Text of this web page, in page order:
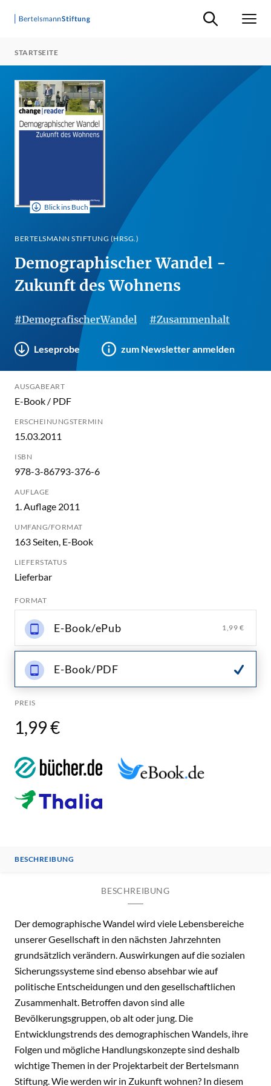
Suche ein-/
STARTSEITE
Blick ins Buch
BERTELSMANN STIFTUNG (HRSG.)
Demographischer Wandel -
Zukunft des Wohnens
#DemografischerWandel #Zusammenhalt
Leseprobe zum Newsletter anmelden
AUSGABEART
E-Book / PDF
ERSCHEINUNGSTERMIN
15.03.2011
ISBN
978-3-86793-376-6
AUFLAGE
1. Auflage 2011
UMFANG/FORMAT
163 Seiten, E-Book
LIEFERSTATUS
Lieferbar
FORMAT
E-Book/ePub 1,99 €
E-Book/PDF
PREIS
1,99 €
BESCHREIBUNG
BESCHREIBUNG
Der demographische Wandel wird viele Lebensbereiche
unserer Gesellschaft in den nächsten Jahrzehnten
grundsätzlich verändern. Auswirkungen auf die sozialen
Sicherungssysteme sind ebenso absehbar wie auf
politische Entscheidungen und den gesellschaftlichen
Zusammenhalt. Betroffen davon sind alle
Bevölkerungsgruppen, ob alt oder jung. Die
Entwicklungstrends des demographischen Wandels, ihre
Folgen und mögliche Handlungskonzepte sind deshalb
wichtige Themen in der Projektarbeit der Bertelsmann
Stiftung. Wie werden wir in Zukunft wohnen? In diesem